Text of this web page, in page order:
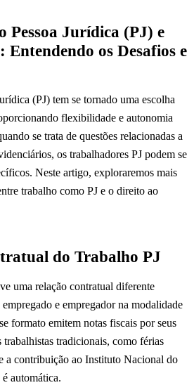
Pessoa Jurídica (PJ) e
os Desafios e
(PJ) tem se tornado uma escolha
flexibilidade e autonomia
se trata de questões relacionadas a
os trabalhadores PJ podem se
Neste artigo, exploraremos mais
trabalho como PJ e o direito ao
do Trabalho PJ
uma relação contratual diferente
e empregador na modalidade
formato emitem notas fiscais por seus
tradicionais, como férias
a contribuição ao Instituto Nacional do
automática.